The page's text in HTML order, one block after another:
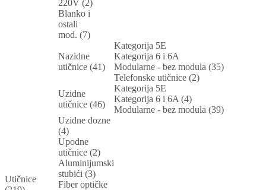
220V (2)
Blanko i
ostali
mod. (7)
Utičnice
Nazidne
utičnice (41)
Kategorija 5E
Kategorija 6 i 6A
Modularne - bez modula (35)
Telefonske utičnice (2)
Uzidne
utičnice (46)
Kategorija 5E
Kategorija 6 i 6A (4)
Modularne - bez modula (39)
Uzidne dozne
(4)
Upodne
utičnice (2)
Aluminijumski
stubići (3)
Fiber optičke